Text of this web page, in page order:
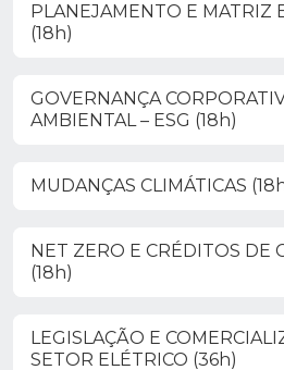
PLANEJAMENTO E MATRIZ
(18h)
GOVERNANÇA
AMBIENTAL – ESG (18h)
MUDANÇAS CLIMÁTICAS
NET ZERO E CRÉDITOS DE
(18h)
LEGISLAÇÃO E
SETOR ELÉTRICO (36h)